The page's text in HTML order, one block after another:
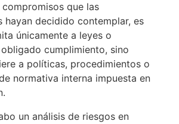
que las
hayan decidido contemplar, es
únicamente a leyes o
cumplimiento, sino
a políticas, procedimientos o
normativa interna impuesta en
un análisis de riesgos en